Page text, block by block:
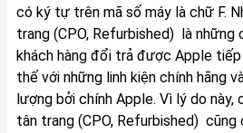
có ký tự trên mã số máy là chữ F.
trang (CPO, Refurbished) là những
khách hàng đổi trả được Apple tiếp
thế với những linh kiện chính hãng
lượng bởi chính Apple. Vì lý do này,
tân trang (CPO, Refurbished) cũng